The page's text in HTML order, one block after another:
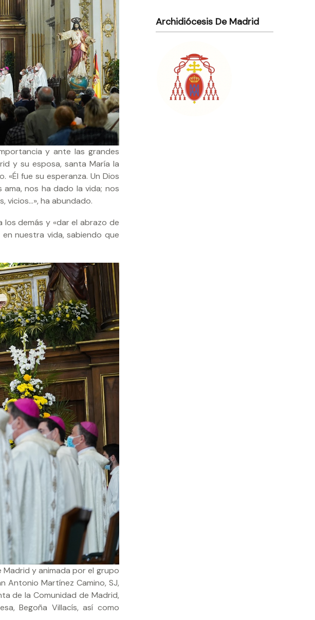
y ante las grandes
y su esposa, santa María la
«Él fue su esperanza. Un Dios
nos ha dado la vida; nos
vicios…», ha abundado.
los demás y «dar el abrazo de
nuestra vida, sabiendo que
Madrid y animada por el grupo
Antonio Martínez Camino, SJ,
de la Comunidad de Madrid,
Begoña Villacís, así como
Archidiócesis De Madrid